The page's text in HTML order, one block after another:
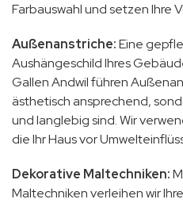
Farbauswahl und setzen Ihre
Außenanstriche:Eine
Aushängeschild Ihres
Gallen Andwil führen
ästhetisch ansprechend,
und langlebig sind. Wir
die Ihr Haus vor
Dekorative Maltechniken:
Maltechniken verleihen wir